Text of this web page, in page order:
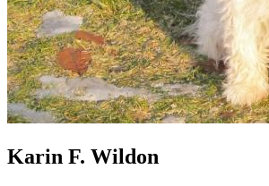
Karin F. Wildon